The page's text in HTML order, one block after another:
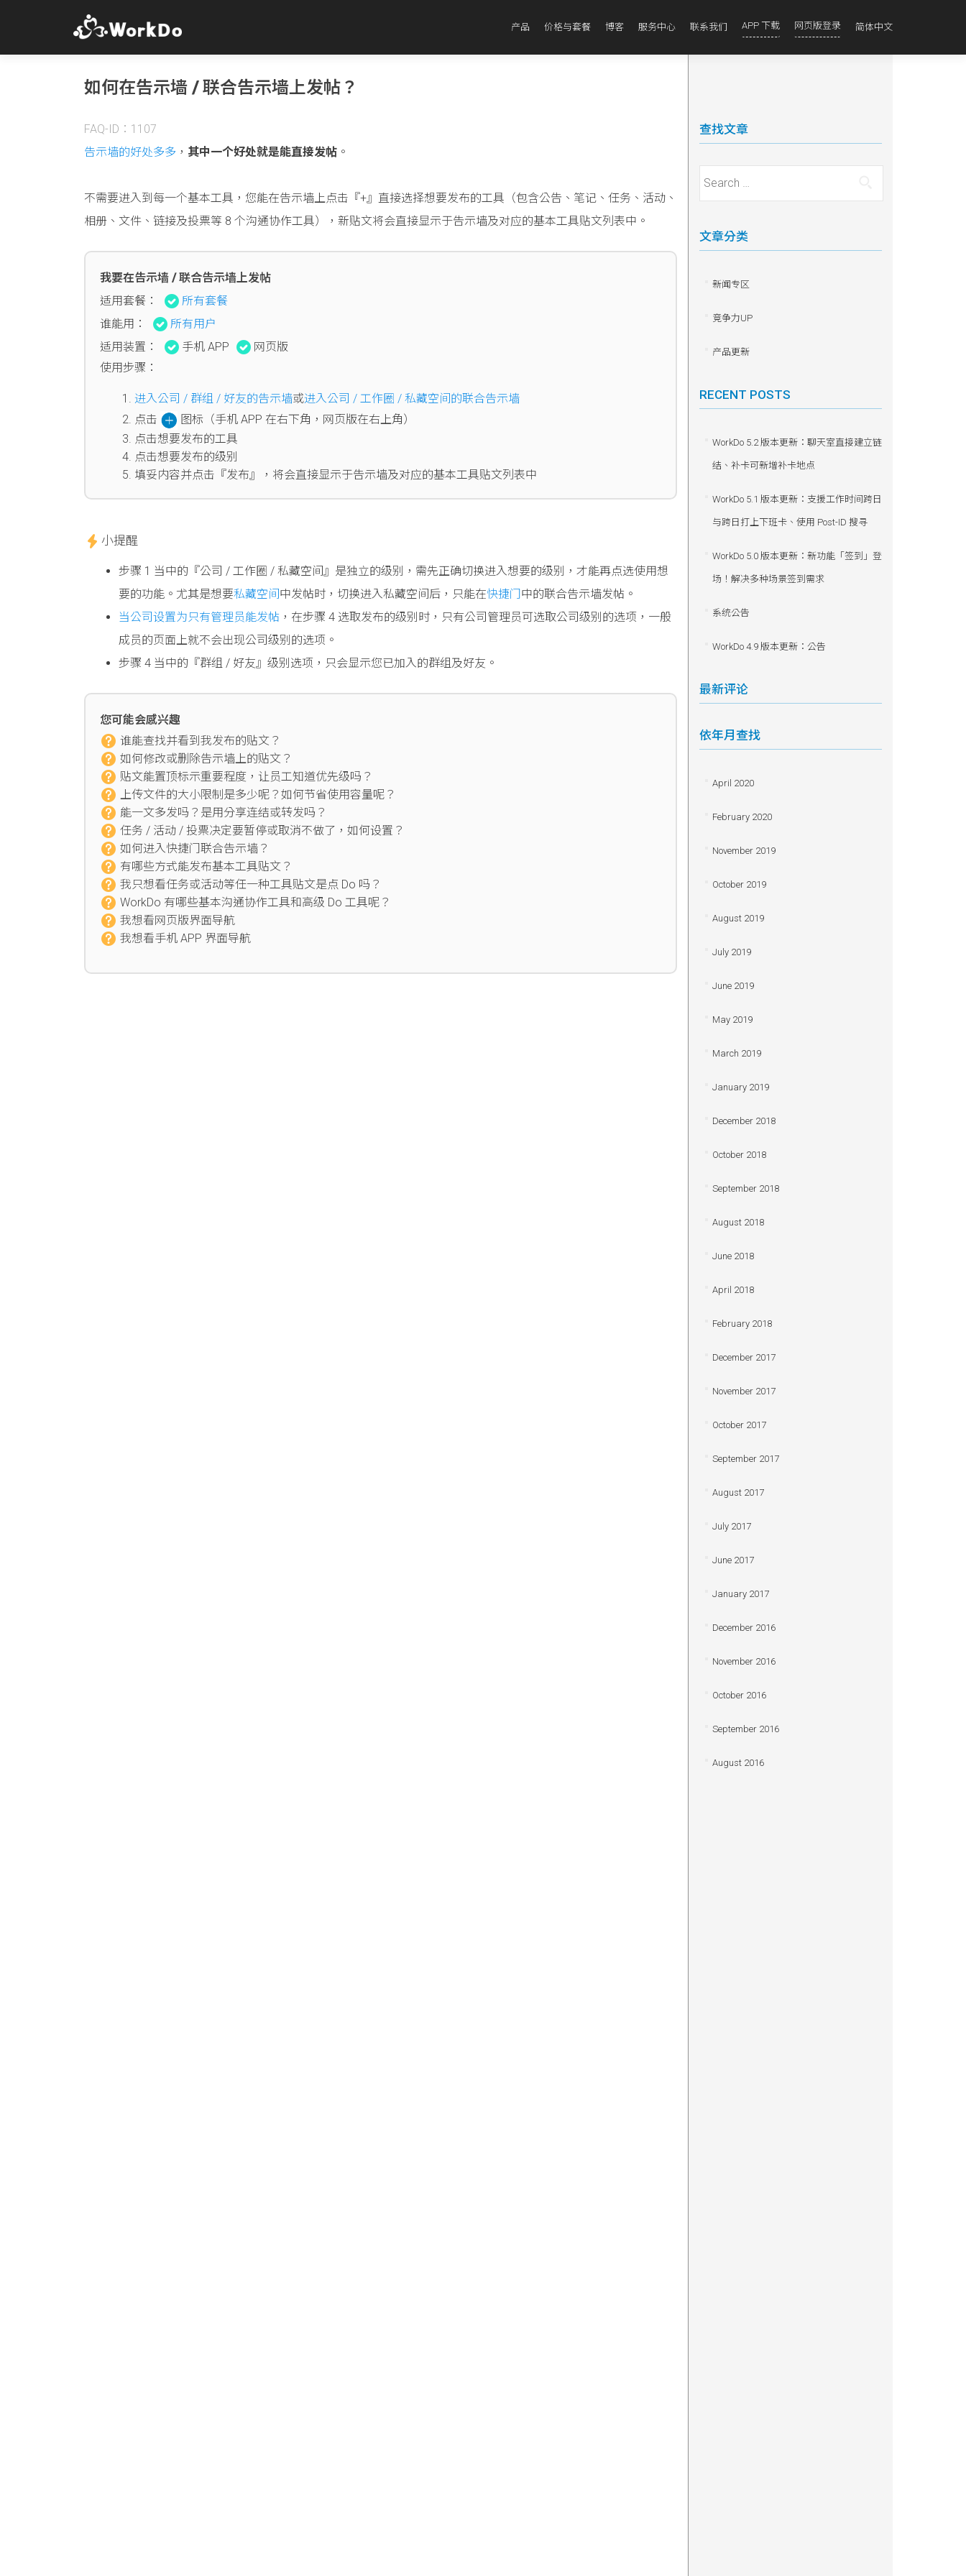
产品 价格与套餐 博客 服务中心 联系我们 APP 下载 网页版登录 简体中文
如何在告示墙 / 联合告示墙上发帖？
FAQ-ID：1107
告示墙的好处多多 ， 其中一个好处就是能直接发帖 。
不需要进入到每一个基本工具，您能在告示墙上点击『+』直接选择想要发布的工具（包含公告、笔记、任务、活动、
相册、文件、链接及投票等 8 个沟通协作工具），新贴文将会直接显示于告示墙及对应的基本工具贴文列表中。
我要在告示墙 / 联合告示墙上发帖
适用套餐：
所有套餐
谁能用：
所有用户
适用装置：
手机 APP
网页版
使用步骤：
进入公司 / 群组 / 好友的告示墙或进入公司 / 工作圈 / 私藏空间的联合告示墙
点击
图标（手机 APP 在右下角，网页版在右上角）
点击想要发布的工具
点击想要发布的级别
填妥内容并点击『发布』，将会直接显示于告示墙及对应的基本工具贴文列表中
小提醒
步骤 1 当中的『公司 / 工作圈 / 私藏空间』是独立的级别，需先正确切换进入想要的级别，才能再点选使用想
要的功能。尤其是想要私藏空间中发帖时，切换进入私藏空间后，只能在快捷门中的联合告示墙发帖。
当公司设置为只有管理员能发帖 ，在步骤 4 选取发布的级别时，只有公司管理员可选取公司级别的选项，一般
成员的页面上就不会出现公司级别的选项。
步骤 4 当中的『群组 / 好友』级别选项，只会显示您已加入的群组及好友。
您可能会感兴趣
谁能查找并看到我发布的贴文？
如何修改或删除告示墙上的贴文？
贴文能置顶标示重要程度，让员工知道优先级吗？
上传文件的大小限制是多少呢？如何节省使用容量呢？
能一文多发吗？是用分享连结或转发吗？
任务 / 活动 / 投票决定要暂停或取消不做了，如何设置？
如何进入快捷门联合告示墙？
有哪些方式能发布基本工具贴文？
我只想看任务或活动等任一种工具贴文是点 Do 吗？
WorkDo 有哪些基本沟通协作工具和高级 Do 工具呢？
我想看网页版界面导航
我想看手机 APP 界面导航
查找文章
Search for:
文章分类
新闻专区
竞争力UP
产品更新
RECENT POSTS
WorkDo 5.2 版本更新：聊天室直接建立链
结、补卡可新增补卡地点
WorkDo 5.1 版本更新：支援工作时间跨日
与跨日打上下班卡、使用 Post-ID 搜寻
WorkDo 5.0 版本更新：新功能「签到」登
场！解决多种场景签到需求
系统公告
WorkDo 4.9 版本更新：公告
最新评论
依年月查找
April 2020
February 2020
November 2019
October 2019
August 2019
July 2019
June 2019
May 2019
March 2019
January 2019
December 2018
October 2018
September 2018
August 2018
June 2018
April 2018
February 2018
December 2017
November 2017
October 2017
September 2017
August 2017
July 2017
June 2017
January 2017
December 2016
November 2016
October 2016
September 2016
August 2016